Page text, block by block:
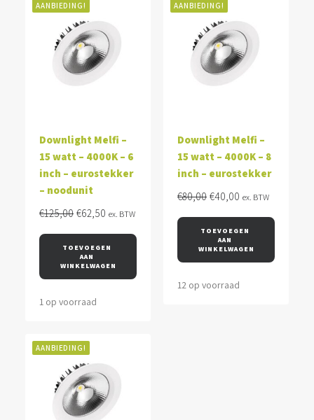
AANBIEDING!
Downlight Melfi –
15 watt – 4000K – 6
inch – eurostekker
– noodunit
€125,00 Oorspronkelijke
was:
€125,00.
€62,50 Huidige
is:
€62,50.
ex. BTW
TOEVOEGEN
AAN
WINKELWAGEN
1 op voorraad
AANBIEDING!
Downlight Melfi –
15 watt – 4000K – 8
inch – eurostekker
€80,00 Oorspronkelijke
was:
€80,00.
€40,00 Huidige
is:
€40,00.
ex. BTW
TOEVOEGEN
AAN
WINKELWAGEN
12 op voorraad
AANBIEDING!